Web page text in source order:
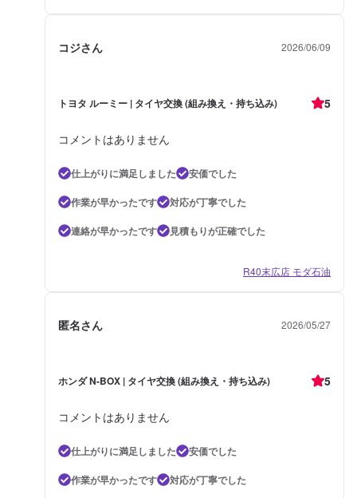
コジさん 2026/06/09
トヨタ ルーミー | タイヤ交換 (組み換え・持ち込み) 5
コメントはありません
仕上がりに満足しました
安価でした
作業が早かったです
対応が丁寧でした
連絡が早かったです
見積もりが正確でした
R40末広店 モダ石油
匿名さん 2026/05/27
ホンダ N-BOX | タイヤ交換 (組み換え・持ち込み) 5
コメントはありません
仕上がりに満足しました
安価でした
作業が早かったです
対応が丁寧でした